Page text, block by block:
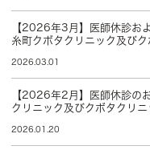
【2026年3月】医師休診お
糸町クボタクリニック及び
2026.03.01
【2026年2月】医師休診の
クリニック及びクボタクリニ
2026.01.20